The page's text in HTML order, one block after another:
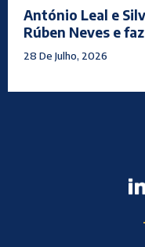
António Leal e
Rúben Neves e
28 De Julho, 2026